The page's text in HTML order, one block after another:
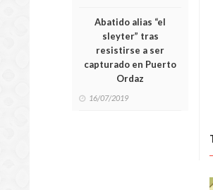
Abatido alias “el
sleyter” tras
resistirse a ser
capturado en Puerto
Ordaz
16/07/2019